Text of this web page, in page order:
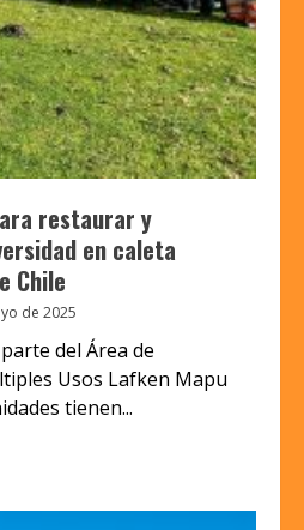
restaurar y
en caleta
Chile
de 2025
del Área de
Usos Lafken Mapu
tienen...